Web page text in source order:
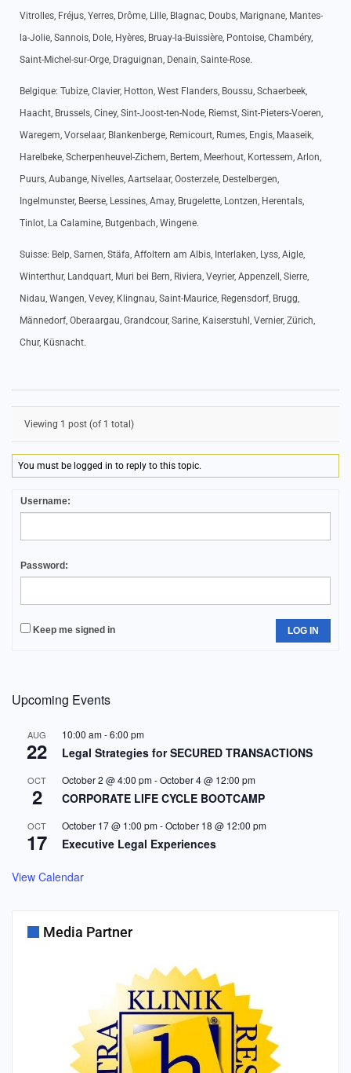
Vitrolles, Fréjus, Yerres, Drôme, Lille, Blagnac, Doubs, Marignane, Mantes-
la-Jolie, Sannois, Dole, Hyères, Bruay-la-Buissière, Pontoise, Chambéry,
Saint-Michel-sur-Orge, Draguignan, Denain, Sainte-Rose.
Belgique: Tubize, Clavier, Hotton, West Flanders, Boussu, Schaerbeek,
Haacht, Brussels, Ciney, Sint-Joost-ten-Node, Riemst, Sint-Pieters-Voeren,
Waregem, Vorselaar, Blankenberge, Remicourt, Rumes, Engis, Maaseik,
Harelbeke, Scherpenheuvel-Zichem, Bertem, Meerhout, Kortessem, Arlon,
Puurs, Aubange, Nivelles, Aartselaar, Oosterzele, Destelbergen,
Ingelmunster, Beerse, Lessines, Amay, Brugelette, Lontzen, Herentals,
Tinlot, La Calamine, Butgenbach, Wingene.
Suisse: Belp, Sarnen, Stäfa, Affoltern am Albis, Interlaken, Lyss, Aigle,
Winterthur, Landquart, Muri bei Bern, Riviera, Veyrier, Appenzell, Sierre,
Nidau, Wangen, Vevey, Klingnau, Saint-Maurice, Regensdorf, Brugg,
Männedorf, Oberaargau, Grandcour, Sarine, Kaiserstuhl, Vernier, Zürich,
Chur, Küsnacht.
Viewing 1 post (of 1 total)
You must be logged in to reply to this topic.
Username:
Password:
Keep me signed in LOG IN
Upcoming Events
AUG
22
10:00 am-6:00 pm
Legal Strategies for SECURED TRANSACTIONS
OCT
2
October 2 @ 4:00 pm-October 4 @ 12:00 pm
CORPORATE LIFE CYCLE BOOTCAMP
OCT
17
October 17 @ 1:00 pm-October 18 @ 12:00 pm
Executive Legal Experiences
View Calendar
Media Partner